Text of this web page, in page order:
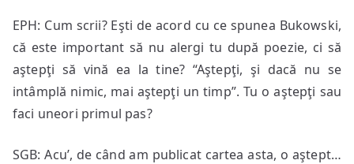
EPH: Cum scrii? Eşti de acord cu ce spunea Bukowski,
că este important să nu alergi tu după poezie, ci să
aştepţi să vină ea la tine? “Aştepţi, şi dacă nu se
intâmplă nimic, mai aştepţi un timp”. Tu o aştepţi sau
faci uneori primul pas?
SGB: Acu’, de când am publicat cartea asta, o aştept…